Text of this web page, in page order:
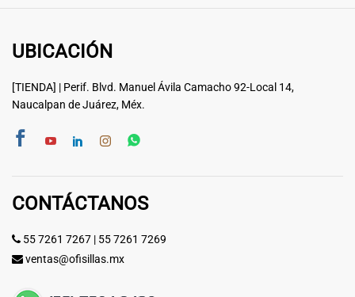
UBICACIÓN
[TIENDA] | Perif. Blvd. Manuel Ávila Camacho 92-Local 14,
Naucalpan de Juárez, Méx.
CONTÁCTANOS
55 7261 7267 | 55 7261 7269
ventas@ofisillas.mx